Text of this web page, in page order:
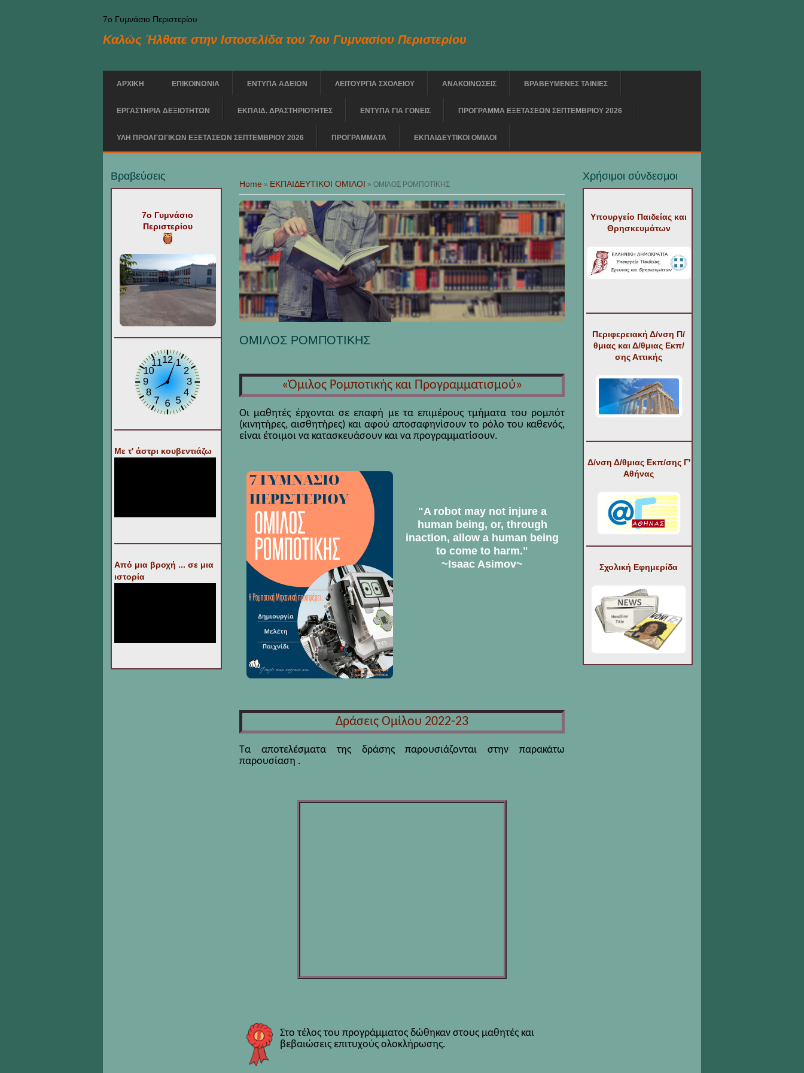
7ο Γυμνάσιο Περιστερίου
Καλώς Ήλθατε στην Ιστοσελίδα του 7ου Γυμνασίου Περιστερίου
ΑΡΧΙΚΗ ΕΠΙΚΟΙΝΩΝΙΑ ΕΝΤΥΠΑ ΑΔΕΙΩΝ ΛΕΙΤΟΥΡΓΙΑ ΣΧΟΛΕΙΟΥ ΑΝΑΚΟΙΝΩΣΕΙΣ ΒΡΑΒΕΥΜΕΝΕΣ ΤΑΙΝΙΕΣ
ΕΡΓΑΣΤΗΡΙΑ ΔΕΞΙΟΤΗΤΩΝ ΕΚΠΑΙΔ. ΔΡΑΣΤΗΡΙΟΤΗΤΕΣ ΕΝΤΥΠΑ ΓΙΑ ΓΟΝΕΙΣ ΠΡΟΓΡΑΜΜΑ ΕΞΕΤΑΣΕΩΝ ΣΕΠΤΕΜΒΡΙΟΥ 2026
ΥΛΗ ΠΡΟΑΓΩΓΙΚΩΝ ΕΞΕΤΑΣΕΩΝ ΣΕΠΤΕΜΒΡΙΟΥ 2026 ΠΡΟΓΡΑΜΜΑΤΑ ΕΚΠΑΙΔΕΥΤΙΚΟΙ ΟΜΙΛΟΙ
Home » ΕΚΠΑΙΔΕΥΤΙΚΟΙ ΟΜΙΛΟΙ » ΟΜΙΛΟΣ ΡΟΜΠΟΤΙΚΗΣ
ΟΜΙΛΟΣ ΡΟΜΠΟΤΙΚΗΣ
«Όμιλος Ρομποτικής και Προγραμματισμού»
Οι μαθητές έρχονται σε επαφή με τα επιμέρους τμήματα του ρομπότ
(κινητήρες, αισθητήρες) και αφού αποσαφηνίσουν το ρόλο του καθενός,
είναι έτοιμοι να κατασκευάσουν και να προγραμματίσουν.
"A robot may not injure a
human being, or, through
inaction, allow a human being
to come to harm."
~Isaac Asimov~
Δράσεις Ομίλου 2022-23
Τα αποτελέσματα της δράσης παρουσιάζονται στην παρακάτω
παρουσίαση .
Στο τέλος του προγράμματος δώθηκαν στους μαθητές και
βεβαιώσεις επιτυχούς ολοκλήρωσης.
Βραβεύσεις
7ο Γυμνάσιο
Περιστερίου
Με τ' άστρι κουβεντιάζω
Από μια βροχή ... σε μια
ιστορία
Χρήσιμοι σύνδεσμοι
Υπουργείο Παιδείας και
Θρησκευμάτων
Περιφερειακή Δ/νση Π/
θμιας και Δ/θμιας Εκπ/
σης Αττικής
Δ/νση Δ/θμιας Εκπ/σης Γ'
Αθήνας
Σχολική Εφημερίδα